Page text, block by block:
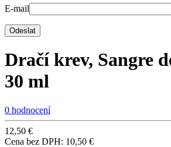
E-mail
Dračí krev, Sangre
30 ml
0 hodnocení
12,50 €
Cena bez DPH: 10,50 €